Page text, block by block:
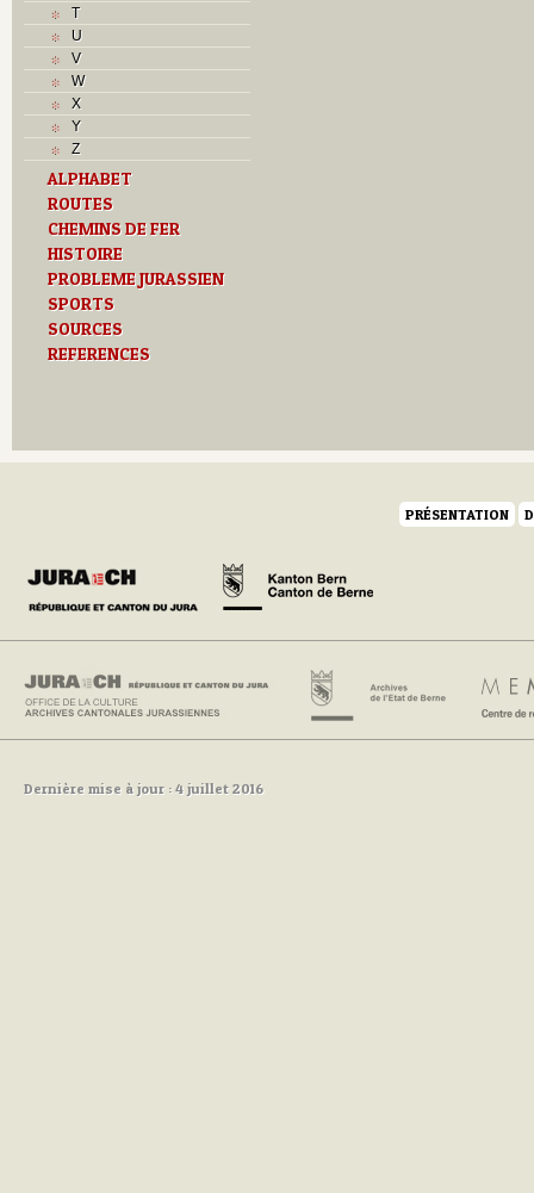
T
U
V
W
X
Y
Z
ALPHABET
ROUTES
CHEMINS DE FER
HISTOIRE
PROBLEME JURASSIEN
SPORTS
SOURCES
REFERENCES
PRÉSENTATION
Dernière mise à jour : 4 juillet 2016